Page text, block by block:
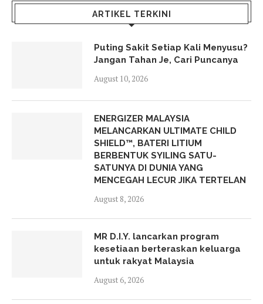
ARTIKEL TERKINI
Puting Sakit Setiap Kali Menyusu?
Jangan Tahan Je, Cari Puncanya
August 10, 2026
ENERGIZER MALAYSIA
MELANCARKAN ULTIMATE CHILD
SHIELD™, BATERI LITIUM
BERBENTUK SYILING SATU-
SATUNYA DI DUNIA YANG
MENCEGAH LECUR JIKA TERTELAN
August 8, 2026
MR D.I.Y. lancarkan program
kesetiaan berteraskan keluarga
untuk rakyat Malaysia
August 6, 2026